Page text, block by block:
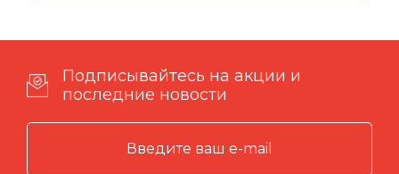
Подписывайтесь на акции и
последние новости